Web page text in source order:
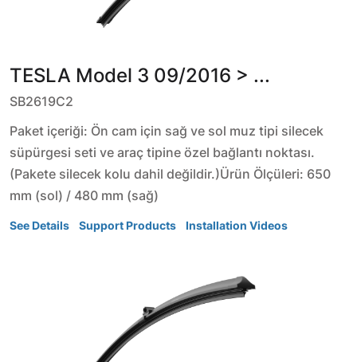
TESLA Model 3 09/2016 > ...
SB2619C2
Paket içeriği: Ön cam için sağ ve sol muz tipi silecek
süpürgesi seti ve araç tipine özel bağlantı noktası.
(Pakete silecek kolu dahil değildir.)Ürün Ölçüleri: 650
mm (sol) / 480 mm (sağ)
See Details Support Products Installation Videos